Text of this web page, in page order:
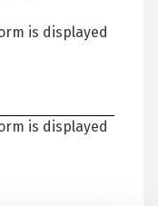
is displayed
is displayed